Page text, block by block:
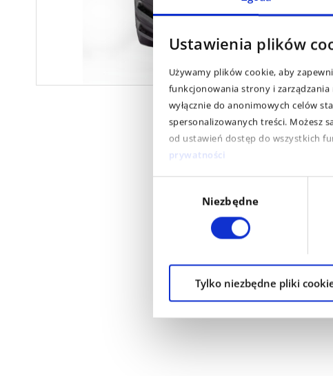
Ustawienia plików
Używamy plików cookie, aby
funkcjonowania strony i
wyłącznie do anonimowych celów
spersonalizowanych treści. Możesz
od ustawień dostęp do wszystkich
prywatności
Niezbędne
Tylko niezbędne pliki